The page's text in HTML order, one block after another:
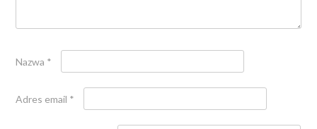
Nazwa *
Adres email *